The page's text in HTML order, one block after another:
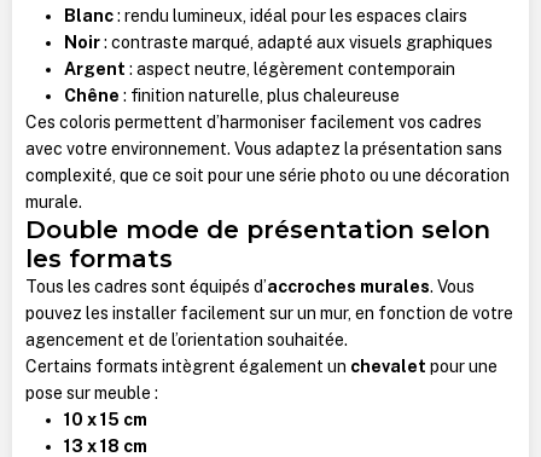
Blanc: rendu lumineux, idéal pour les espaces clairs
Noir: contraste marqué, adapté aux visuels graphiques
Argent : aspect neutre, légèrement contemporain
Chêne : finition naturelle, plus chaleureuse
Ces coloris permettent d’harmoniser facilement vos cadres
avec votre environnement. Vous adaptez la présentation sans
complexité, que ce soit pour une série photo ou une décoration
murale.
Double mode de présentation selon
les formats
Tous les cadres sont équipés d’accroches murales. Vous
pouvez les installer facilement sur un mur, en fonction de votre
agencement et de l’orientation souhaitée.
Certains formats intègrent également un chevalet pour une
pose sur meuble :
10 x 15 cm
13 x 18 cm